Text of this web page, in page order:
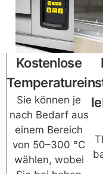
Kostenlose
Sie können je
nach Bedarf aus
einem Bereich
von 50–300 °C
wählen, wobei